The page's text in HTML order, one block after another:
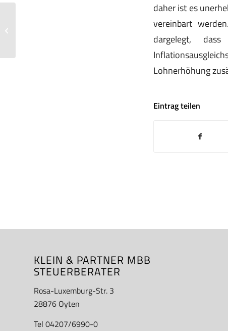
daher ist es
vereinbart
dargelegt,
Lohnerhöhung
Eintrag teilen
KLEIN & PARTNER MBB
STEUERBERATER
Rosa-Luxemburg-Str. 3
28876 Oyten
Tel 04207/6990-0